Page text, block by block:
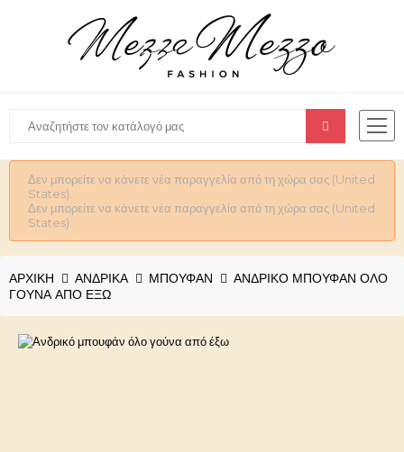
Δεν μπορείτε να κάνετε νέα παραγγελία από τη χώρα σας (United
States).
Δεν μπορείτε να κάνετε νέα παραγγελία από τη χώρα σας (United
States).
ΑΡΧΙΚΉ ΑΝΔΡΙΚΆ ΜΠΟΥΦΑΝ
ΑΝΔΡΙΚΌ ΜΠΟΥΦΆΝ ΌΛΟ
ΓΟΎΝΑ ΑΠΌ ΈΞΩ